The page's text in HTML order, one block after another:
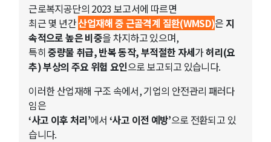
근로복지공단의 2023 보고서에 따르면
최근 몇 년간산업재해 중 근골격계 질환(WMSD)은 지
속적으로 높은 비중을 차지하고 있으며,
특히중량물 취급, 반복 동작, 부적절한 자세가허리(요
추) 부상의 주요 위험 요인으로 보고되고 있습니다.
이러한 산업재해 구조 속에서, 기업의 안전관리 패러다
임은
‘사고 이후 처리’에서 ‘사고 이전 예방’으로 전환되고 있
습니다.